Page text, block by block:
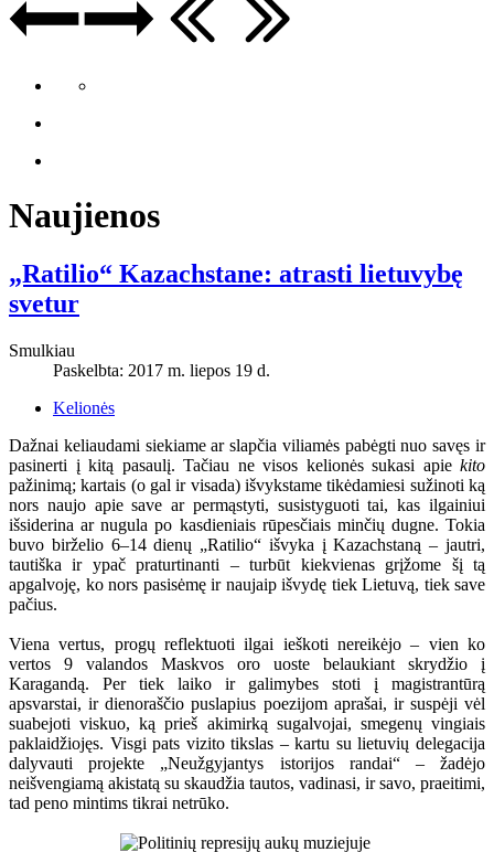
Naujienos
„Ratilio“ Kazachstane: atrasti lietuvybę
svetur
Smulkiau
Paskelbta: 2017 m. liepos 19 d.
Kelionės
Dažnai keliaudami siekiame ar slapčia viliamės pabėgti nuo savęs ir
pasinerti į kitą pasaulį. Tačiau ne visos kelionės sukasi apie kito
pažinimą; kartais (o gal ir visada) išvykstame tikėdamiesi sužinoti ką
nors naujo apie save ar permąstyti, susistyguoti tai, kas ilgainiui
išsiderina ar nugula po kasdieniais rūpesčiais minčių dugne. Tokia
buvo birželio 6–14 dienų „Ratilio“ išvyka į Kazachstaną – jautri,
tautiška ir ypač praturtinanti – turbūt kiekvienas grįžome šį tą
apgalvoję, ko nors pasisėmę ir naujaip išvydę tiek Lietuvą, tiek save
pačius.
Viena vertus, progų reflektuoti ilgai ieškoti nereikėjo – vien ko
vertos 9 valandos Maskvos oro uoste belaukiant skrydžio į
Karagandą. Per tiek laiko ir galimybes stoti į magistrantūrą
apsvarstai, ir dienoraščio puslapius poezijom aprašai, ir suspėji vėl
suabejoti viskuo, ką prieš akimirką sugalvojai, smegenų vingiais
paklaidžiojęs. Visgi pats vizito tikslas – kartu su lietuvių delegacija
dalyvauti projekte „Neužgyjantys istorijos randai“ – žadėjo
neišvengiamą akistatą su skaudžia tautos, vadinasi, ir savo, praeitimi,
tad peno mintims tikrai netrūko.